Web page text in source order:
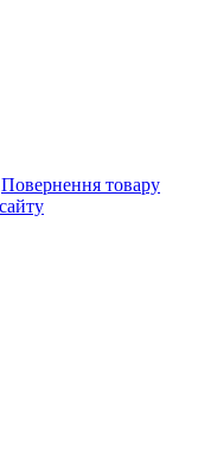
Повернення товару